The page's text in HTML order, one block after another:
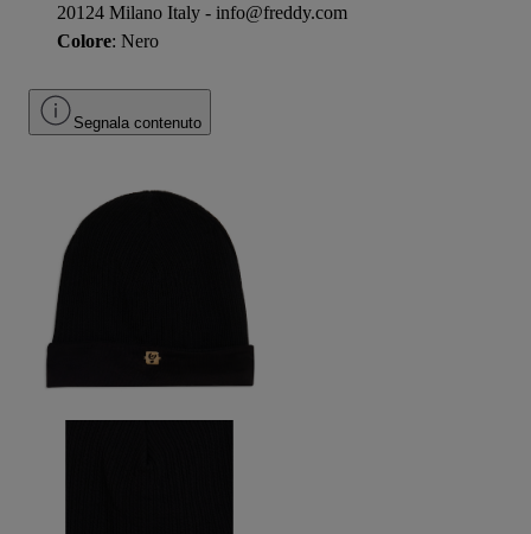
20124 Milano Italy - info@freddy.com
Colore: Nero
Segnala contenuto